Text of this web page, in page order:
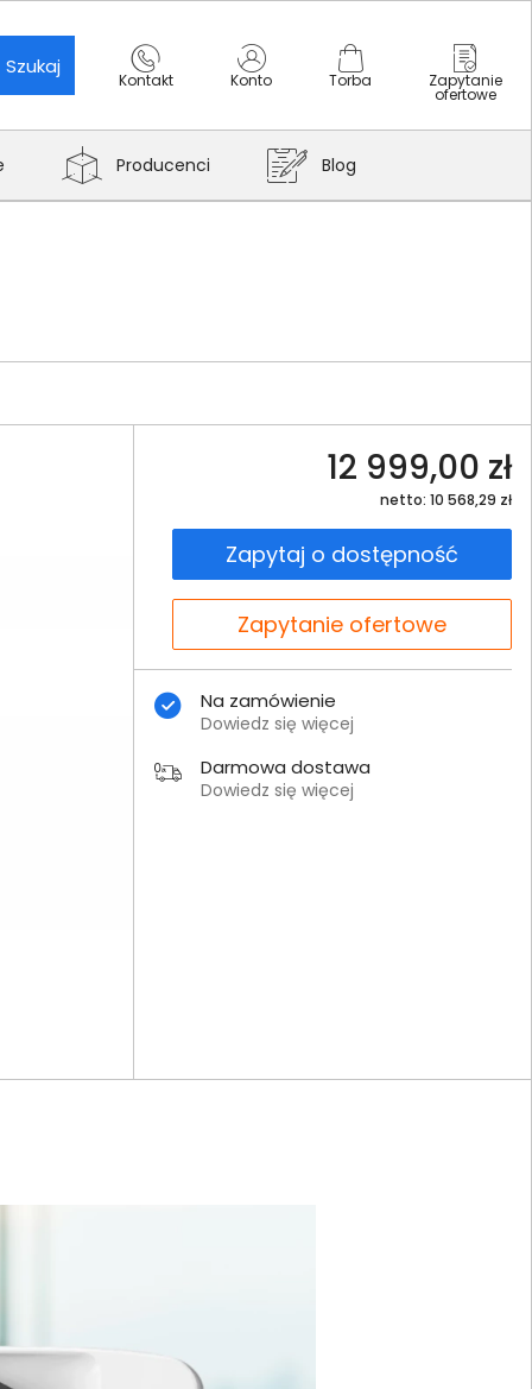
Szukaj
Kontakt Konto Torba Zapytanie
ofertowe
Producenci Blog
12 999,00 zł
netto: 10 568,29 zł
Zapytaj o dostępność
Zapytanie ofertowe
Na zamówienie
Dowiedz się więcej
Darmowa dostawa
Dowiedz się więcej